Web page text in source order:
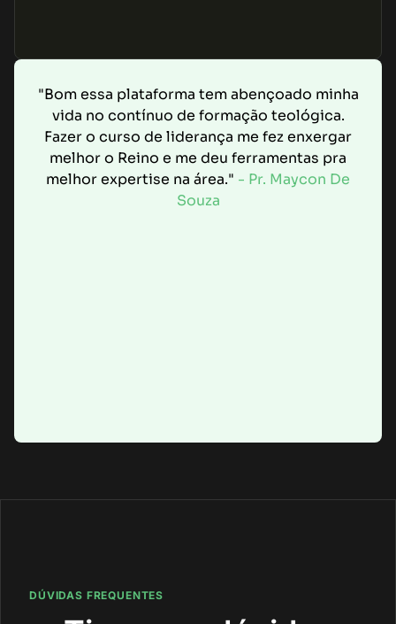
"Bom essa plataforma tem abençoado minha
vida no contínuo de formação teológica.
Fazer o curso de liderança me fez enxergar
melhor o Reino e me deu ferramentas pra
melhor expertise na área." - Pr. Maycon De
Souza
DÚVIDAS FREQUENTES